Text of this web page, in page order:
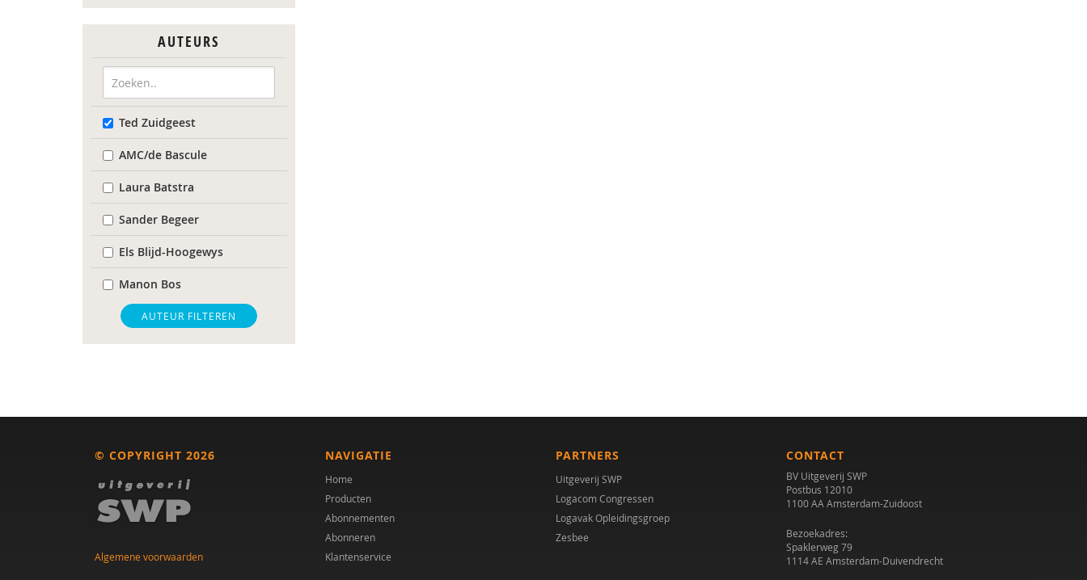
AUTEURS
Ted Zuidgeest
AMC/de Bascule
Laura Batstra
Sander Begeer
Els Blijd-Hoogewys
Manon Bos
Marieke Bos
Arie Boven
Barbara Brouwer
Elijah Delsink
Dr. E.H.M. Eurelings-
Bontekoe
Lode Goukens
AUTEUR FILTEREN
© COPYRIGHT 2026
Algemene voorwaarden
NAVIGATIE
Home
Producten
Abonnementen
Abonneren
Klantenservice
PARTNERS
Uitgeverij SWP
Logacom Congressen
Logavak Opleidingsgroep
Zesbee
CONTACT
BV Uitgeverij SWP
Postbus 12010
1100 AA Amsterdam-Zuidoost
Bezoekadres:
Spaklerweg 79
1114 AE Amsterdam-Duivendrecht